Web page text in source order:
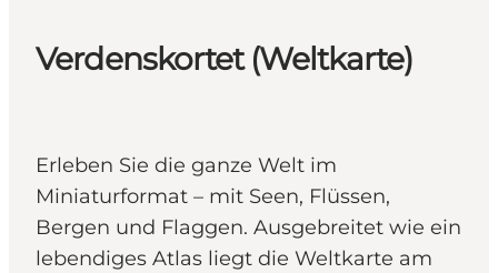
Verdenskortet (Weltkarte)
Erleben Sie die ganze Welt im
Miniaturformat – mit Seen, Flüssen,
Bergen und Flaggen. Ausgebreitet wie ein
lebendiges Atlas liegt die Weltkarte am